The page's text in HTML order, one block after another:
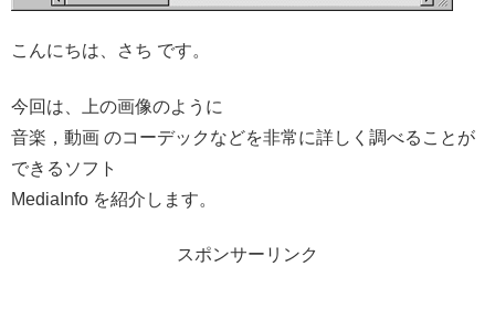
こんにちは、さち です。
今回は、上の画像のように
音楽，動画 のコーデックなどを非常に詳しく調べることが
できるソフト
MediaInfo を紹介します。
スポンサーリンク